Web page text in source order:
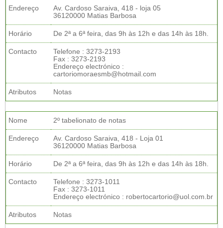
Endereço
Av. Cardoso Saraiva, 418 - loja 05
36120000 Matias Barbosa
Horário De 2ª a 6ª feira, das 9h às 12h e das 14h às 18h.
Contacto
Telefone : 3273-2193
Fax : 3273-2193
Endereço electrónico :
cartoriomoraesmb@hotmail.com
Atributos Notas
Nome 2º tabelionato de notas
Endereço
Av. Cardoso Saraiva, 418 - Loja 01
36120000 Matias Barbosa
Horário De 2ª a 6ª feira, das 9h às 12h e das 14h às 18h.
Contacto
Telefone : 3273-1011
Fax : 3273-1011
Endereço electrónico : robertocartorio@uol.com.br
Atributos Notas